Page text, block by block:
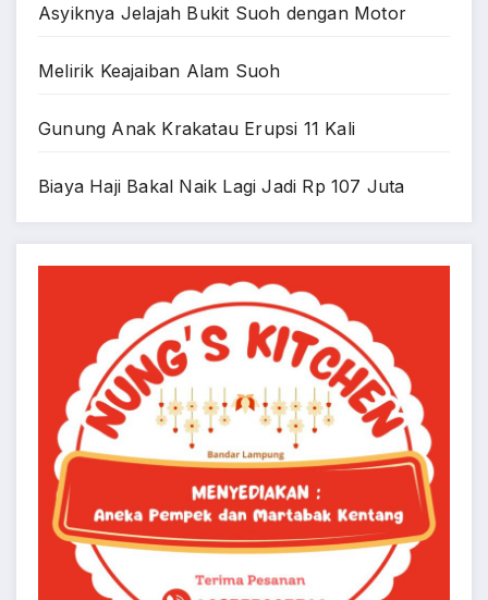
Asyiknya Jelajah Bukit Suoh dengan Motor
Melirik Keajaiban Alam Suoh
Gunung Anak Krakatau Erupsi 11 Kali
Biaya Haji Bakal Naik Lagi Jadi Rp 107 Juta